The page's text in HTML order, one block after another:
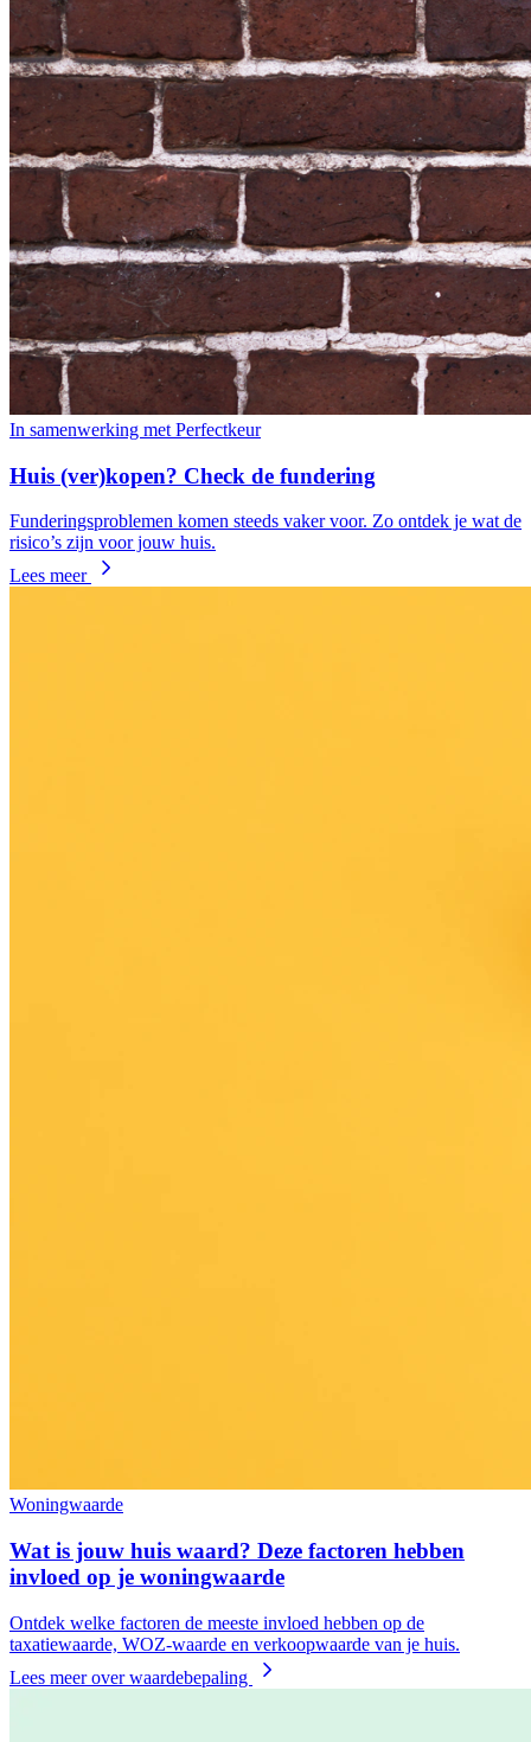
In samenwerking met Perfectkeur
Huis (ver)kopen? Check de fundering
Funderingsproblemen komen steeds vaker voor. Zo ontdek je wat de
risico’s zijn voor jouw huis.
Lees meer
Woningwaarde
Wat is jouw huis waard? Deze factoren hebben
invloed op je woningwaarde
Ontdek welke factoren de meeste invloed hebben op de
taxatiewaarde, WOZ-waarde en verkoopwaarde van je huis.
Lees meer over waardebepaling